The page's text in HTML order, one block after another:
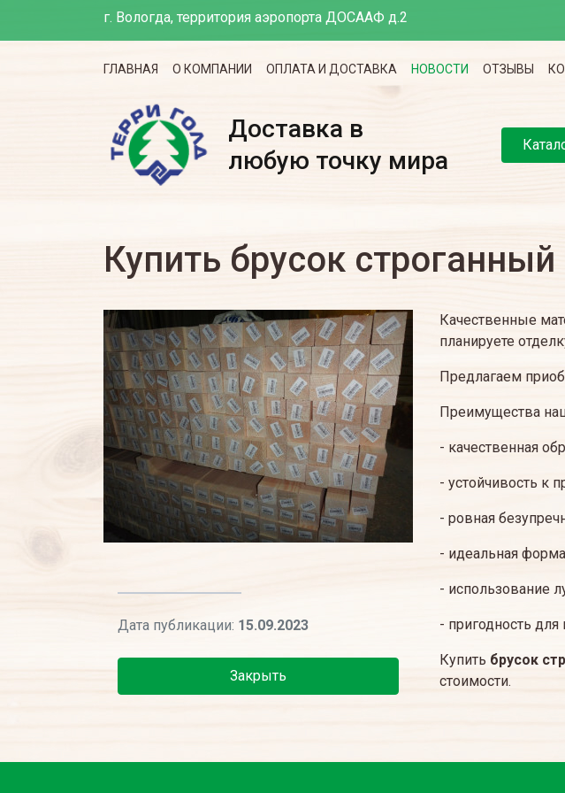
г. Вологда, территория аэропорта ДОСААФ д.2
ГЛАВНАЯ О КОМПАНИИ ОПЛАТА И ДОСТАВКА НОВОСТИ ОТЗЫВЫ
Доставка в
любую точку мира
Купить брусок строганный
Дата публикации: 15.09.2023
Закрыть
Качественные
планируете
Предлагаем
Преимущества
- качественная
- устойчивость к
- ровная
- идеальная
- использование
- пригодность
Купить брусок
стоимости.